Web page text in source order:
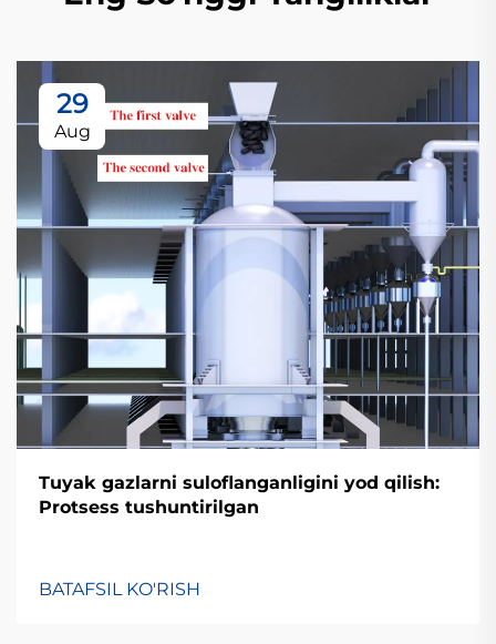
29
Aug
Tuyak gazlarni suloflanganligini yod qilish:
Protsess tushuntirilgan
BATAFSIL KO'RISH